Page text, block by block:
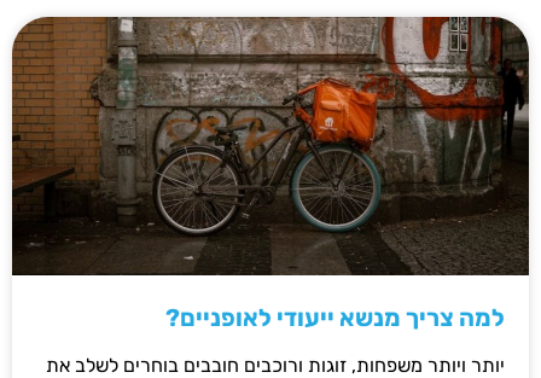
למה צריך מנשא ייעודי לאופניים?
יותר ויותר משפחות, זוגות ורוכבים חובבים בוחרים לשלב את